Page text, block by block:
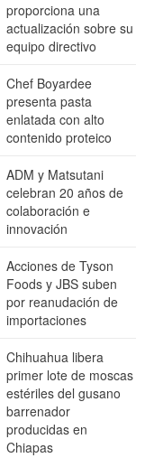
proporciona una
actualización sobre su
equipo directivo
Chef Boyardee
presenta pasta
enlatada con alto
contenido proteico
ADM y Matsutani
celebran 20 años de
colaboración e
innovación
Acciones de Tyson
Foods y JBS suben
por reanudación de
importaciones
Chihuahua libera
primer lote de moscas
estériles del gusano
barrenador
producidas en
Chiapas